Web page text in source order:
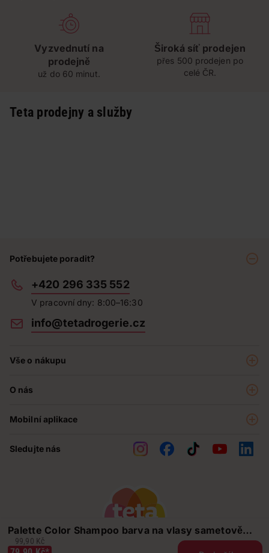
Palette Color Shampoo barva na vlasy sametově
hnědý 3-65
99,90 Kč
Vyzvednutí na
prodejně
už do 60 minut.
Široká síť prodejen
přes 500 prodejen po
celé ČR.
Teta prodejny a služby
Potřebujete poradit?
+420 296 335 552
V pracovní dny: 8:00–16:30
info@tetadrogerie.cz
Vše o nákupu
Prodejny
Obchodní podmínky
O nás
Teta pomáhá
Kontakty
Mobilní aplikace
Sledujte nás